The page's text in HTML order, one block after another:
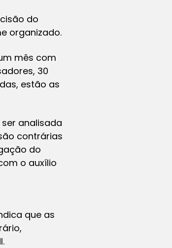
do
organizado.
mês com
30
estão as
analisada
contrárias
do
o auxílio
que as